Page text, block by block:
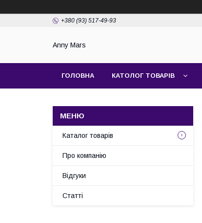
+380 (93) 517-49-93
Anny Mars
ГОЛОВНА КАТОЛОГ ТОВАРІВ
Каталог товарів
Про компанію
Відгуки
Статті